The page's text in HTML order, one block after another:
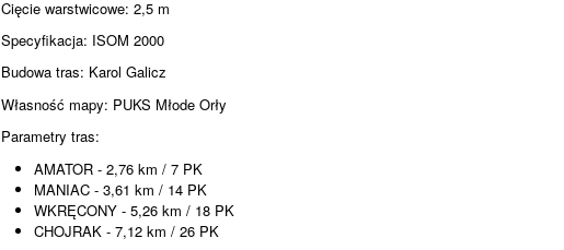
Cięcie warstwicowe: 2,5 m
Specyfikacja: ISOM 2000
Budowa tras: Karol Galicz
Własność mapy: PUKS Młode Orły
Parametry tras:
AMATOR - 2,76 km / 7 PK
MANIAC - 3,61 km / 14 PK
WKRĘCONY - 5,26 km / 18 PK
CHOJRAK - 7,12 km / 26 PK